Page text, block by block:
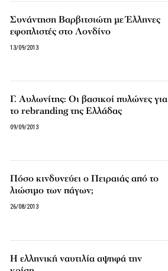
Συνάντηση Βαρβιτσιώτη με Έλληνες
εφοπλιστές στο Λονδίνο
13/09/2013
Γ. Αυλωνίτης: Οι βασικοί πυλώνες για
το rebranding της Ελλάδας
09/09/2013
Πόσο κινδυνεύει ο Πειραιάς από το
λιώσιμο των πάγων;
26/08/2013
Η ελληνική ναυτιλία αψηφά την